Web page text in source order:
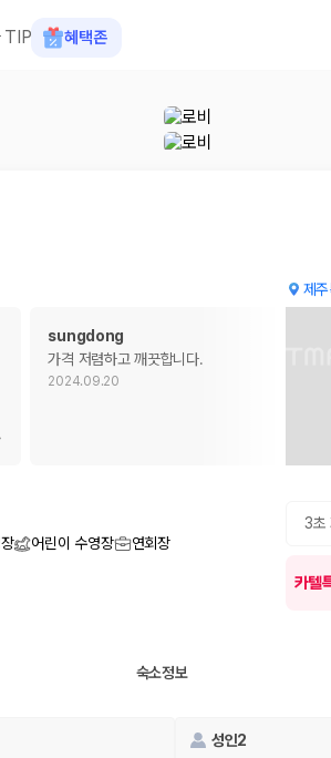
별 가격을 비교합니다.
상 한도, 옵션 비용, 취소 수수료를 함께 확인
TIP 혜택존
제
sungdong
가격 저렴하고 깨끗합니다.
2024.09.20
3초
카텔
어린이 수영장
연회장
숙소정보
성인2